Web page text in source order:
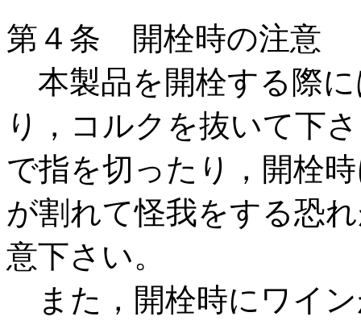
第４条 開栓時の注意
本製品を開栓する際
り，コルクを抜いて下
で指を切ったり，開栓
が割れて怪我をする恐
意下さい。
また，開栓時にワイ